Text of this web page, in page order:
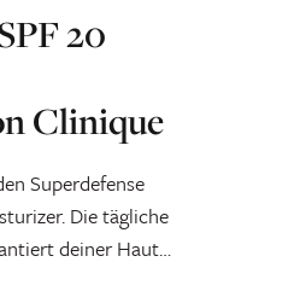
20
Clinique
Superdefense
Die tägliche
deiner Haut